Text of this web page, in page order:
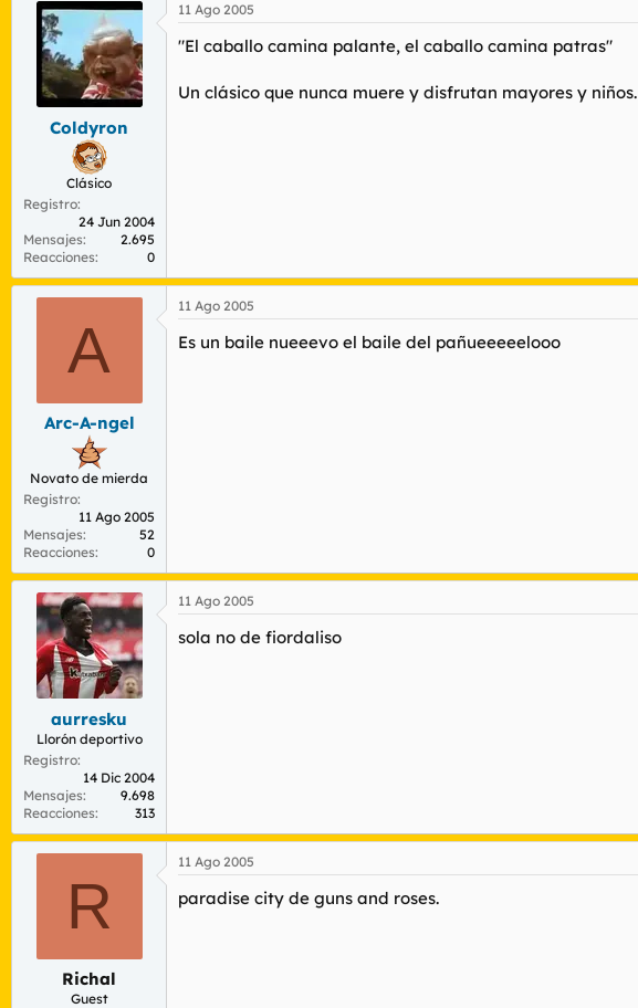
Coldyron
Clásico
Registro
24 Jun 2004
Mensajes
2.695
Reacciones
0
11 Ago 2005
"El caballo camina palante, el caballo camina patras"
Un clásico que nunca muere y disfrutan mayores y niños.
A
Arc-A-ngel
Novato de mierda
Registro
11 Ago 2005
Mensajes
52
Reacciones
0
11 Ago 2005
Es un baile nueeevo el baile del pañueeeeelooo
aurresku
Llorón deportivo
Registro
14 Dic 2004
Mensajes
9.698
Reacciones
313
11 Ago 2005
sola no de fiordaliso
R
Richal
Guest
11 Ago 2005
paradise city de guns and roses.